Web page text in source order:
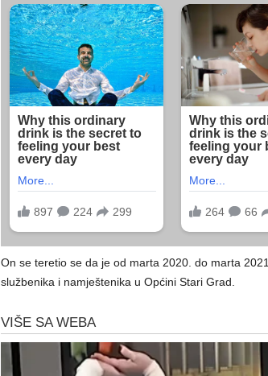
On se teretio se da je od marta 2020. do marta
službenika i namještenika u Općini Stari Grad.